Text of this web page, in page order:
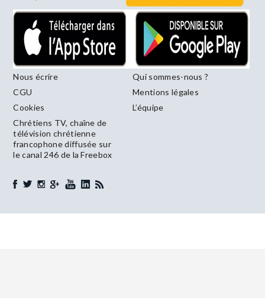
Nous écrire
Qui sommes-nous ?
CGU
Mentions légales
Cookies
L’équipe
Chrétiens TV, chaîne de
télévision chrétienne
francophone diffusée sur
le canal 246 de la Freebox